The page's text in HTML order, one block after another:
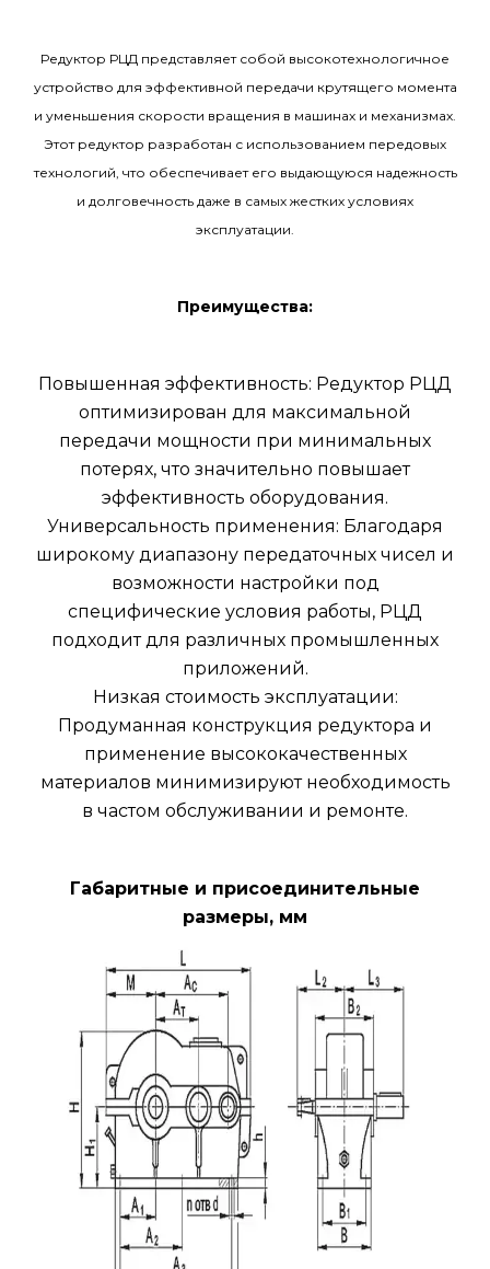
Редуктор РЦД представляет собой высокотехнологичное
устройство для эффективной передачи крутящего момента
и уменьшения скорости вращения в машинах и механизмах.
Этот редуктор разработан с использованием передовых
технологий, что обеспечивает его выдающуюся надежность
и долговечность даже в самых жестких условиях
эксплуатации.
Преимущества:
Повышенная эффективность: Редуктор РЦД
оптимизирован для максимальной
передачи мощности при минимальных
потерях, что значительно повышает
эффективность оборудования.
Универсальность применения: Благодаря
широкому диапазону передаточных чисел и
возможности настройки под
специфические условия работы, РЦД
подходит для различных промышленных
приложений.
Низкая стоимость эксплуатации:
Продуманная конструкция редуктора и
применение высококачественных
материалов минимизируют необходимость
в частом обслуживании и ремонте.
Габаритные и присоединительные
размеры, мм